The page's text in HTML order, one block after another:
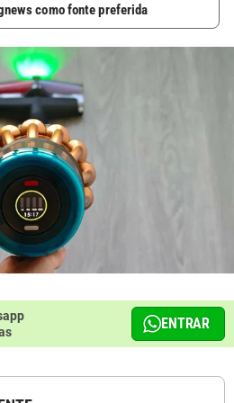
como fonte preferida
ENTRAR